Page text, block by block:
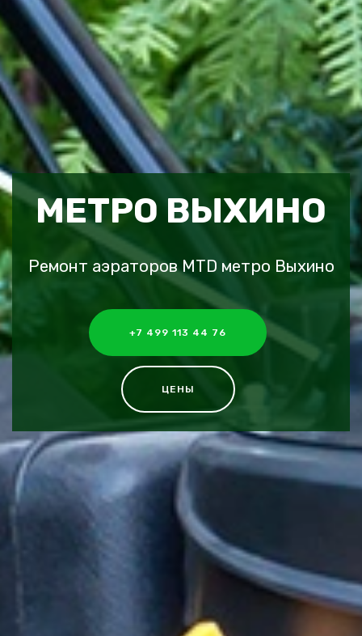
МЕТРО ВЫХИНО
Ремонт аэраторов MTD метро Выхино
+7 499 113 44 76
ЦЕНЫ